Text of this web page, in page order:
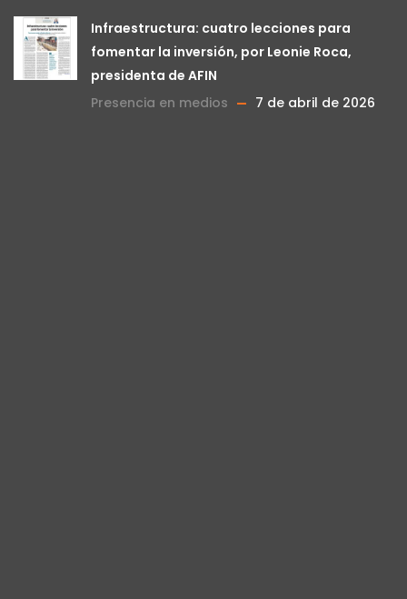
Infraestructura: cuatro lecciones para
fomentar la inversión, por Leonie Roca,
presidenta de AFIN
Presencia en medios
7 de abril de 2026